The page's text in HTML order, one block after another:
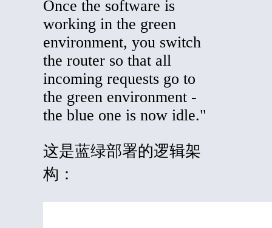
Once the software is
working in the green
environment, you switch
the router so that all
incoming requests go to
the green environment -
the blue one is now idle."
这是蓝绿部署的逻辑架
构：